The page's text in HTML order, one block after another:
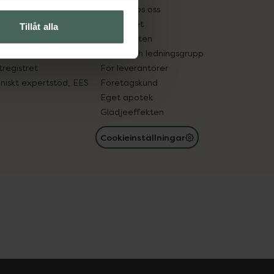
Tillåt alla
expertstöd, EES
Jobba hos oss
Hållbarhet
Samarbeten
Ägare och ledningsgrupp
För leverantörer
Företagskund
Eget apotek
Glädjeeffekten
Cookieinställningar